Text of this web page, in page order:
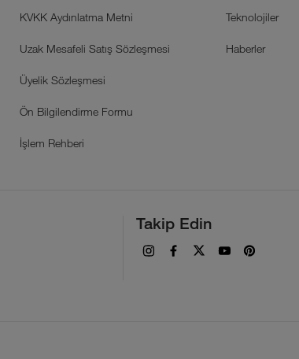
KVKK Aydınlatma Metni
Uzak Mesafeli Satış Sözleşmesi
Üyelik Sözleşmesi
Ön Bilgilendirme Formu
İşlem Rehberi
Teknolojiler
Haberler
Takip Edin